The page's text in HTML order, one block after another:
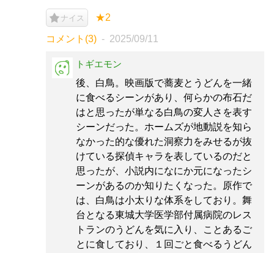
ナイス ★2
コメント(3) 2025/09/11
トギエモン
後、白鳥。映画版で蕎麦とうどんを一緒
に食べるシーンがあり、何らかの布石だ
はと思ったが単なる白鳥の変人さを表す
シーンだった。ホームズが地動説を知ら
なかった的な優れた洞察力をみせるが抜
けている探偵キャラを表しているのだと
思ったが、小説内になにか元になったシ
ーンがあるのか知りたくなった。原作で
は、白鳥は小太りな体系をしており。舞
台となる東城大学医学部付属病院のレス
トランのうどんを気に入り、ことあるご
とに食しており、１回ごと食べるうどん